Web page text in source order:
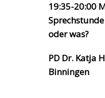
19:35-20:00
oder was?
PD Dr. Katja
Binningen